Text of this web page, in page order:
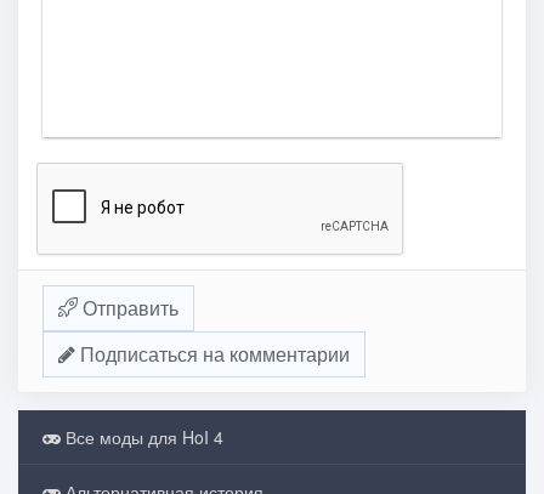
Отправить
Подписаться на комментарии
Все моды для HoI 4